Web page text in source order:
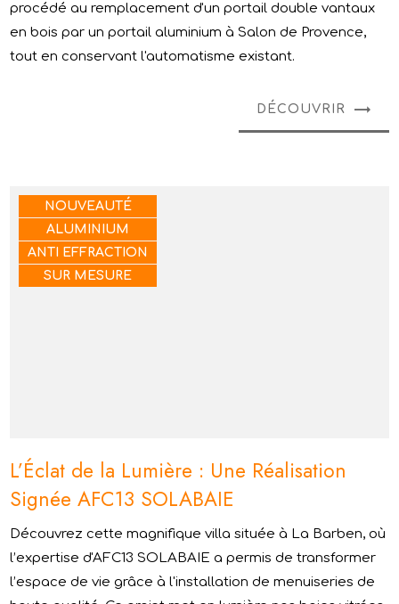
procédé au remplacement d'un portail double vantaux
en bois par un portail aluminium à Salon de Provence,
tout en conservant l'automatisme existant.
DÉCOUVRIR
NOUVEAUTÉ
ALUMINIUM
ANTI EFFRACTION
SUR MESURE
L’Éclat de la Lumière : Une Réalisation
Signée AFC13 SOLABAIE
Découvrez cette magnifique villa située à La Barben, où
l’expertise d'AFC13 SOLABAIE a permis de transformer
l’espace de vie grâce à l'installation de menuiseries de